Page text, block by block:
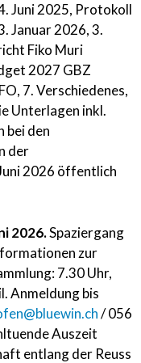
Juni 2025, Protokoll
Januar 2026, 3.
Fiko Muri
2027 GBZ
7. Verschiedenes,
Unterlagen inkl.
bei den
der
2026 öffentlich
2026.Spaziergang
zur
7.30 Uhr,
Anmeldung bis
/ 056
Auszeit
entlang der Reuss